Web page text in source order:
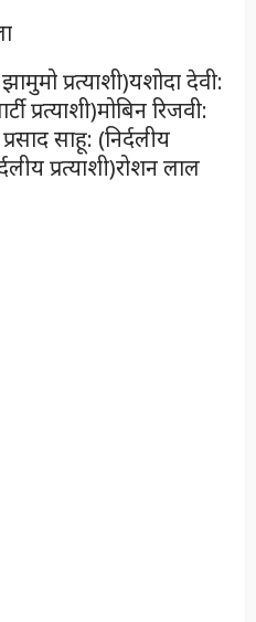
प्रत्याशी)यशोदा देवी:
प्रत्याशी)मोबिन रिजवी:
साहू: (निर्दलीय
प्रत्याशी)रोशन लाल